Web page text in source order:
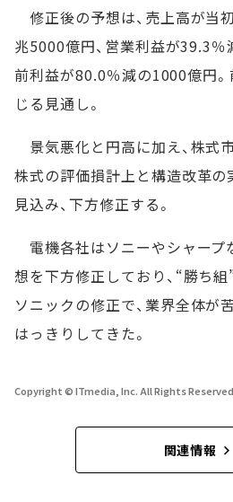
修正後の予想は、売上高が当
兆5000億円、営業利益が39.3％
前利益が80.0％減の1000億円
じる見通し。
景気悪化と円高に加え、株式
株式の評価損計上と構造改革の
見込み、下方修正する。
電機各社はソニーやシャープ
想を下方修正しており、“勝ち
ソニックの修正で、業界全体が
はっきりしてきた。
Copyright © ITmedia, Inc. All Rights
関連情報